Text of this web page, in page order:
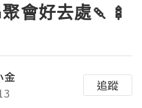
會好去處🍡🍢
金
追蹤